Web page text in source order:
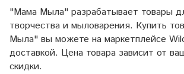
"Мама Мыла" разрабатывает товары
творчества и мыловарения. Купить
Мыла" вы можете на маркетплейсе
доставкой. Цена товара зависит от
скидки.